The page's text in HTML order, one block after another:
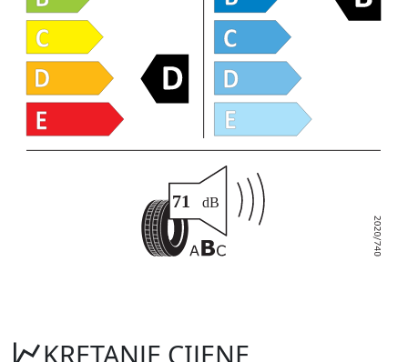
KRETANJE CIJENE